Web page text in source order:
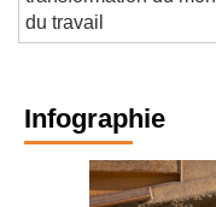
transformation du
du travail
Infographie